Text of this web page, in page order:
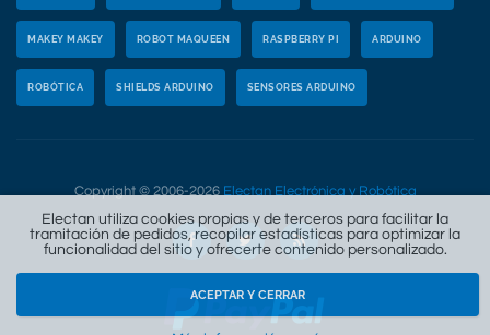
MAKEY MAKEY ROBOT MAQUEEN RASPBERRY PI ARDUINO
ROBÓTICA SHIELDS ARDUINO SENSORES ARDUINO
Copyright © 2006-2026 Electan Electrónica y Robótica
Electan utiliza cookies propias y de terceros para facilitar la
tramitación de pedidos, recopilar estadísticas para optimizar la
funcionalidad del sitio y ofrecerte contenido personalizado.
ACEPTAR Y CERRAR